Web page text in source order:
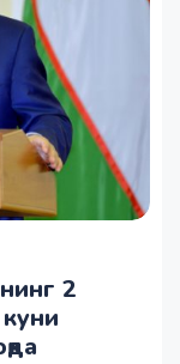
2